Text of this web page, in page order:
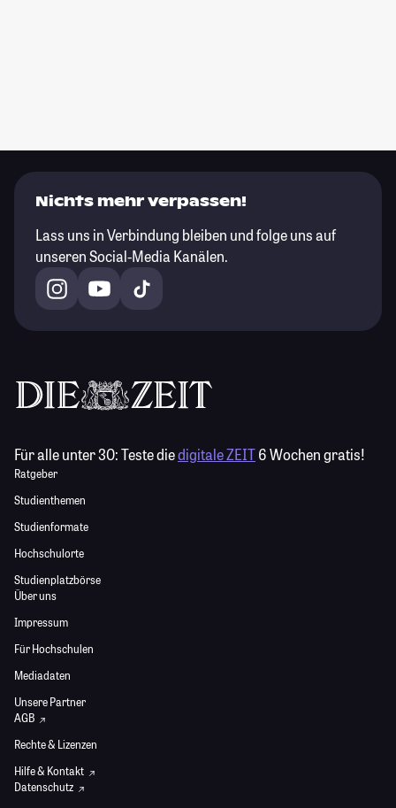
Nichts mehr verpassen!
Lass uns in Verbindung bleiben und folge uns auf
unseren Social-Media Kanälen.
Für alle unter 30:Teste diedigitale ZEIT6 Wochen gratis!
Ratgeber
Studienthemen
Studienformate
Hochschulorte
Studienplatzbörse
Über uns
Impressum
Für Hochschulen
Mediadaten
Unsere Partner
AGB
Rechte & Lizenzen
Hilfe & Kontakt
Datenschutz